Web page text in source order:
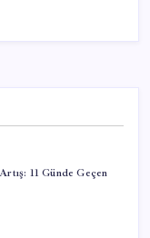
11 Günde Geçen